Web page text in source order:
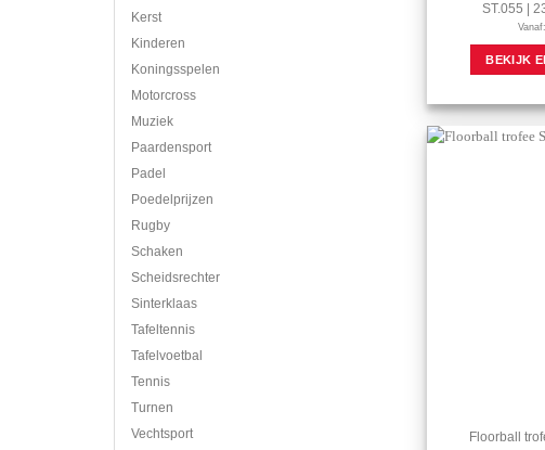
Kerst
Kinderen
Koningsspelen
Motorcross
Muziek
Paardensport
Padel
Poedelprijzen
Rugby
Schaken
Scheidsrechter
Sinterklaas
Tafeltennis
Tafelvoetbal
Tennis
Turnen
Vechtsport
ST.055 |
Vanaf:
BEKIJK
Floorball